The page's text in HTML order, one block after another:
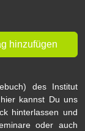
hinzufügen
des Institut
kannst Du uns
hinterlassen und
oder auch